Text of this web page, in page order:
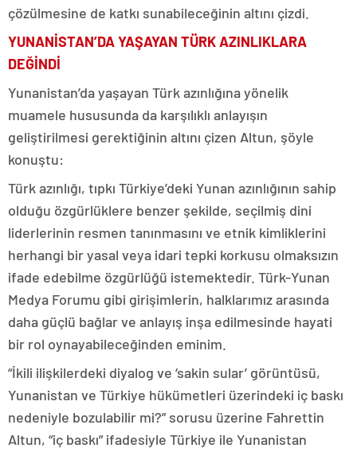
çözülmesine de katkı sunabileceğinin altını çizdi.
YUNANİSTAN’DA YAŞAYAN TÜRK AZINLIKLARA
DEĞİNDİ
Yunanistan’da yaşayan Türk azınlığına yönelik
muamele hususunda da karşılıklı anlayışın
geliştirilmesi gerektiğinin altını çizen Altun, şöyle
konuştu:
Türk azınlığı, tıpkı Türkiye’deki Yunan azınlığının sahip
olduğu özgürlüklere benzer şekilde, seçilmiş dini
liderlerinin resmen tanınmasını ve etnik kimliklerini
herhangi bir yasal veya idari tepki korkusu olmaksızın
ifade edebilme özgürlüğü istemektedir. Türk-Yunan
Medya Forumu gibi girişimlerin, halklarımız arasında
daha güçlü bağlar ve anlayış inşa edilmesinde hayati
bir rol oynayabileceğinden eminim.
“İkili ilişkilerdeki diyalog ve ‘sakin sular’ görüntüsü,
Yunanistan ve Türkiye hükümetleri üzerindeki iç baskı
nedeniyle bozulabilir mi?” sorusu üzerine Fahrettin
Altun, “iç baskı” ifadesiyle Türkiye ile Yunanistan